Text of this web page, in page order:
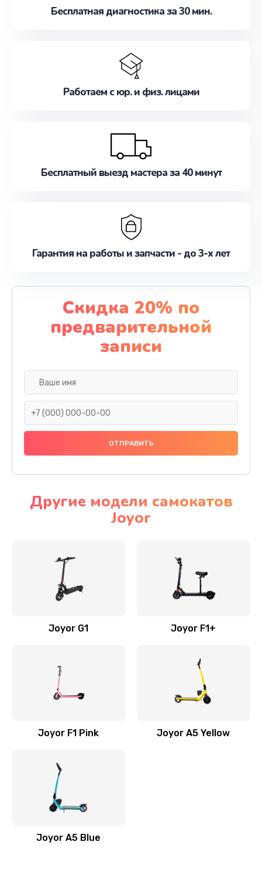
Бесплатная диагностика за 30 мин.
Работаем с юр. и физ. лицами
Бесплатный выезд мастера за 40 минут
Гарантия на работы и запчасти - до 3-х лет
Скидка 20% по
предварительной
записи
Другие модели самокатов
Joyor
Joyor G1 Joyor F1+
Joyor F1 Pink Joyor A5 Yellow
Joyor A5 Blue